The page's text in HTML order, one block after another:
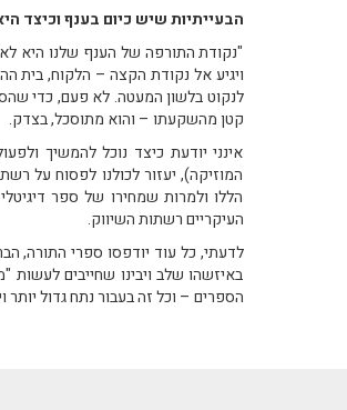
הבעייתיות שיש כיום בענף וכיצד
"נקודת התורפה של הענף שלנו היא
ויגיע אל נקודת הקצה – הלקוח, בית
לנקוט בלשון המעטה. לא פעם, כדי
קטן מהשקעתו – והוא מתוסכל, בצדק.
אינני יודעת כיצד נוכל להמשיך
המוזיקה), יעזור לכולנו לפסוח על
הללו ולמרות שמחירו של ספר
העיקריים רשתות השיווק.
לדעתי, כל עוד יודפסו ספרי התורה,
באיזשהו שלב ויבינו שחייבים
הספרים – וכל זה בעבור נתח גדול